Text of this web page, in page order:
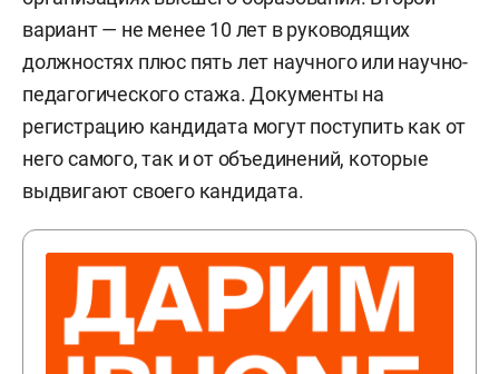
вариант — не менее 10 лет в руководящих
должностях плюс пять лет научного или научно-
педагогического стажа. Документы на
регистрацию кандидата могут поступить как от
него самого, так и от объединений, которые
выдвигают своего кандидата.